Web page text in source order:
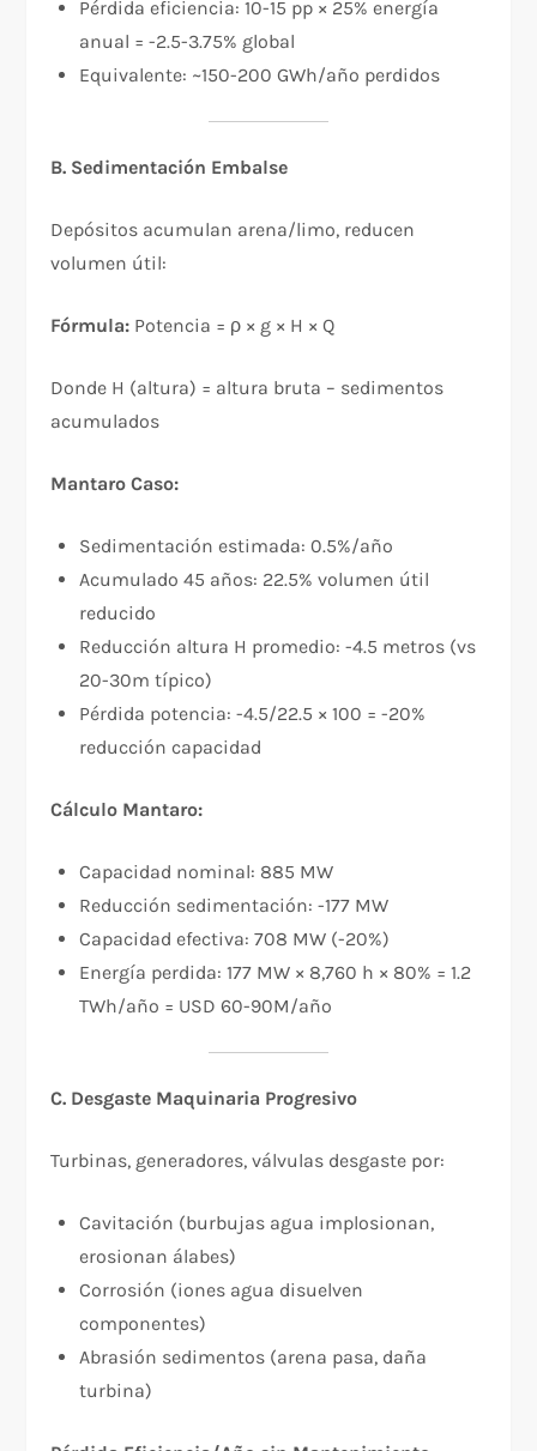
Pérdida eficiencia: 10-15 pp × 25% energía
anual = -2.5-3.75% global
Equivalente: ~150-200 GWh/año perdidos
B. Sedimentación Embalse
Depósitos acumulan arena/limo, reducen
volumen útil:
Fórmula: Potencia = ρ × g × H × Q
Donde H (altura) = altura bruta – sedimentos
acumulados
Mantaro Caso:
Sedimentación estimada: 0.5%/año
Acumulado 45 años: 22.5% volumen útil
reducido
Reducción altura H promedio: -4.5 metros (vs
20-30m típico)
Pérdida potencia: -4.5/22.5 × 100 = -20%
reducción capacidad
Cálculo Mantaro:
Capacidad nominal: 885 MW
Reducción sedimentación: -177 MW
Capacidad efectiva: 708 MW (-20%)
Energía perdida: 177 MW × 8,760 h × 80% = 1.2
TWh/año = USD 60-90M/año
C. Desgaste Maquinaria Progresivo
Turbinas, generadores, válvulas desgaste por:
Cavitación (burbujas agua implosionan,
erosionan álabes)
Corrosión (iones agua disuelven
componentes)
Abrasión sedimentos (arena pasa, daña
turbina)